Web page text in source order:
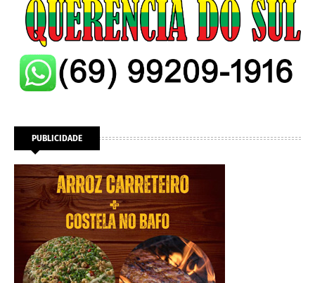
PUBLICIDADE